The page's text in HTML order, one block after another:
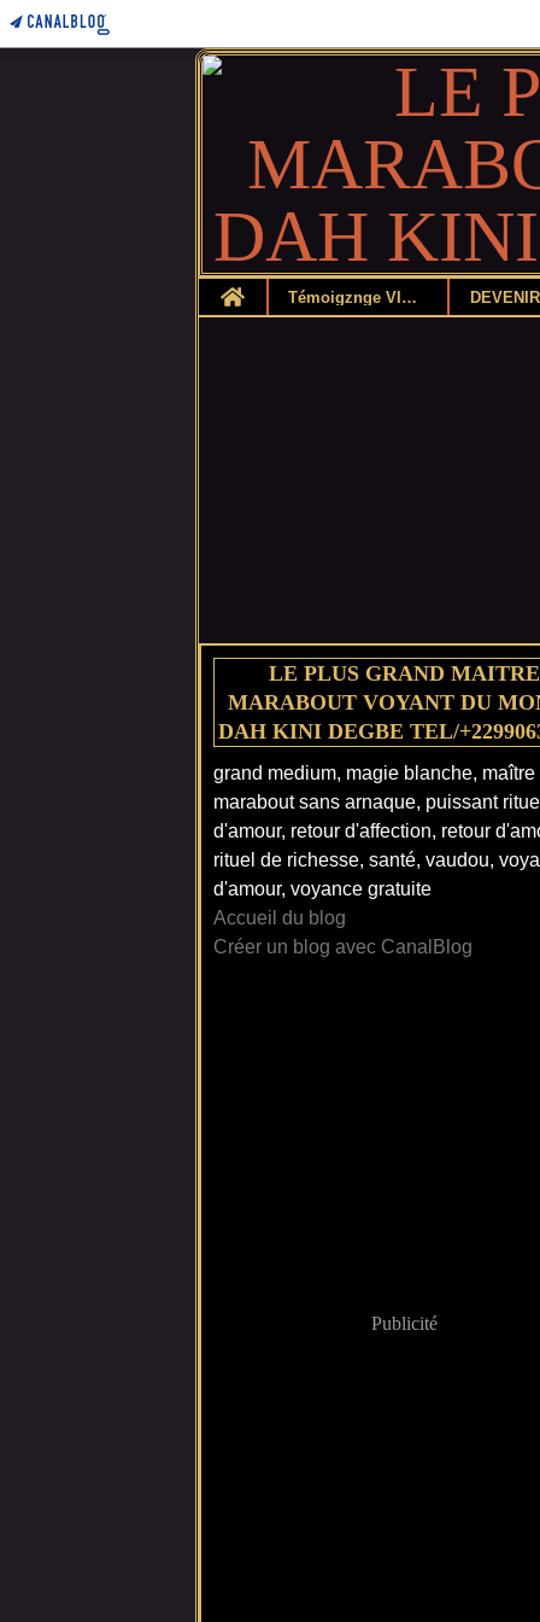
Home
Témoigznge VIDEO
LE PLUS GRAND MAITRE
MARABOUT VOYANT DU
DAH KINI DEGBE TEL/
grand medium, magie blanche, maître
marabout sans arnaque, puissant rituel
d'amour, retour d'affection, retour
rituel de richesse, santé, vaudou,
d'amour, voyance gratuite
Accueil du blog
Créer un blog avec CanalBlog
Publicité